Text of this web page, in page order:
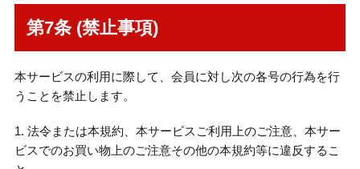
第7条 (禁止事項)
本サービスの利用に際して、会員に対し次の各号の行為を行
うことを禁止します。
1. 法令または本規約、本サービスご利用上のご注意、本サー
ビスでのお買い物上のご注意その他の本規約等に違反するこ